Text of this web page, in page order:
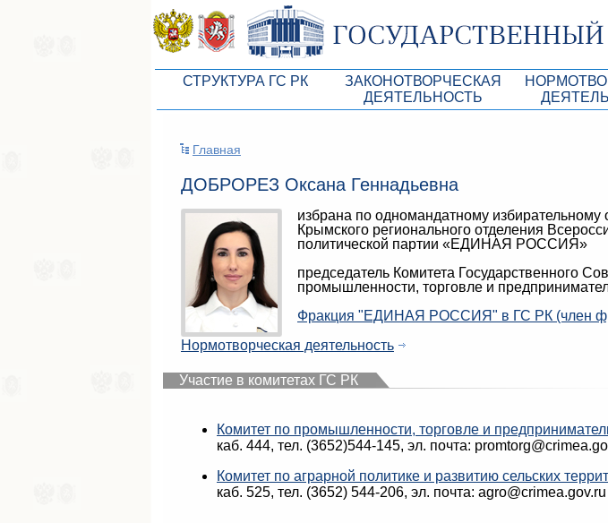
СТРУКТУРА ГС РК
Президиум ГС РК
Депутатский корпус
Комитеты ГС РК
Депутатские фракции ГС РК
Аппарат ГС РК
Советники Председателя ГС РК
Управление делами ГС РК
Поиск депутата по округу
ЗАКОНОТВОРЧЕСКАЯ
ДЕЯТЕЛЬНОСТЬ
Законы
Антикоррупционная экспертиза
Независимая антикоррупционная
Информация
Схема законодательного процесса в РК
Статистика законотворчества
Проекты
РК
Главная
ДОБРОРЕЗ Оксана Геннадьевна
избрана по одномандатному избирательному
Крымского регионального отделения
политической партии «ЕДИНАЯ РОССИЯ»
председатель Комитета Государственного
промышленности, торговле и
Фракция "ЕДИНАЯ РОССИЯ" в ГС РК (член
Нормотворческая деятельность
Участие в комитетах ГС РК
Комитет по промышленности, торговле и
каб. 444, тел. (3652)544-145, эл. почта:
Комитет по аграрной политике и развитию сельских
каб. 525, тел. (3652) 544-206, эл. почта: